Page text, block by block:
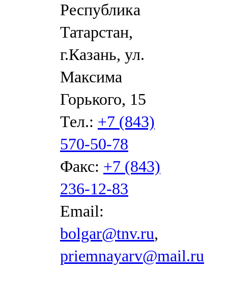
Республика
Татарстан,
г.Казань, ул.
Максима
Горького, 15
Тел.: +7 (843)
570-50-78
Факс: +7 (843)
236-12-83
Email:
bolgar@tnv.ru,
priemnayarv@mail.ru